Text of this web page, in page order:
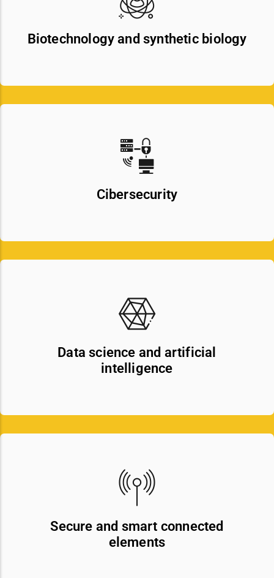
Biotechnology and synthetic biology
Cibersecurity
Data science and artificial
intelligence
Secure and smart connected
elements